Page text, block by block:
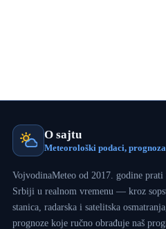
O sajtu
Meteorološki podaci,
VojvodinaMeteo od 2017. godine
Srbiji u realnom vremenu — kroz
stanica, radarska i satelitska
prognoze koje ručno obrađuje naš